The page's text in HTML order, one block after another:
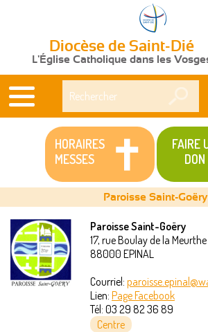
Diocèse de Saint-Dié
L'Église Catholique dans les
HORAIRES
MESSES
FAIRE
DON
Vous
êtes
Paroisse Saint-Goëry
Paroisse Saint-Goëry
17, rue Boulay de la Meurthe
88000 EPINAL
Courriel:
Lien: Page Facebook
Tél: 03 29 82 36 89
Centre